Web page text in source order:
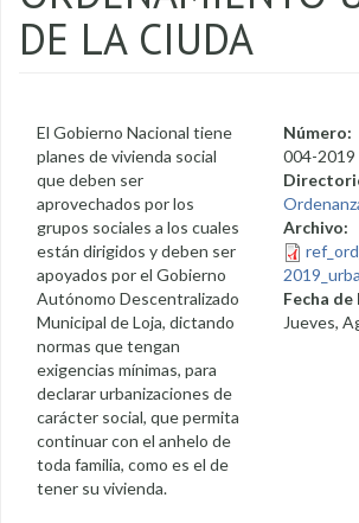
DE LA CIUDA
El Gobierno Nacional tiene
planes de vivienda social
que deben ser
aprovechados por los
grupos sociales a los cuales
están dirigidos y deben ser
apoyados por el Gobierno
Autónomo Descentralizado
Municipal de Loja, dictando
normas que tengan
exigencias mínimas, para
declarar urbanizaciones de
carácter social, que permita
continuar con el anhelo de
toda familia, como es el de
tener su vivienda.
Número:
004-2019
Archivo:
Fecha
Jueves,